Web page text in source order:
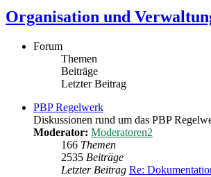
Organisation und
Forum
Themen
Beiträge
Letzter Beitrag
PBP Regelwerk
Diskussionen rund um das PBP
Moderator: Moderatoren2
166 Themen
2535 Beiträge
Letzter Beitrag Re: